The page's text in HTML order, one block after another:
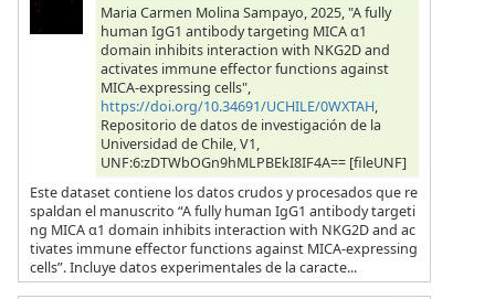
Maria Carmen Molina Sampayo, 2025, "A fully
human IgG1 antibody targeting MICA α1
domain inhibits interaction with NKG2D and
activates immune effector functions against
MICA-expressing cells",
https://doi.org/10.34691/UCHILE/0WXTAH,
Repositorio de datos de investigación de la
Universidad de Chile, V1,
UNF:6:zDTWbOGn9hMLPBEkI8IF4A== [fileUNF]
Este dataset contiene los datos crudos y procesados que re
spaldan el manuscrito “A fully human IgG1 antibody targeti
ng MICA α1 domain inhibits interaction with NKG2D and ac
tivates immune effector functions against MICA-expressing
cells”. Incluye datos experimentales de la caracte...